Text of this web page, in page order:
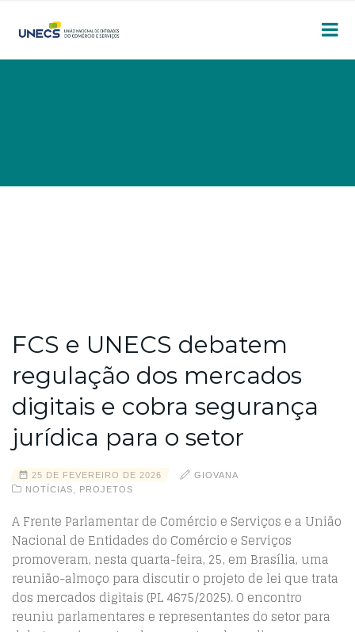
FCS e UNECS debatem
regulação dos mercados
digitais e cobra segurança
jurídica para o setor
25 DE FEVEREIRO DE 2026
GIOVANA
NOTÍCIAS
PROJETOS
A Frente Parlamentar de Comércio e Serviços e a União
Nacional de Entidades do Comércio e Serviços
promoveram, nesta quarta-feira, 25, em Brasília, uma
reunião-almoço para discutir o projeto de lei que trata
dos mercados digitais (PL 4675/2025). O encontro
reuniu parlamentares e representantes do setor para